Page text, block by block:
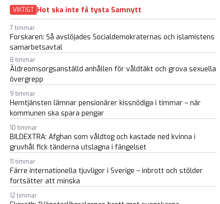
VIKTIGT Hot ska inte få tysta Samnytt
7 timmar
Forskaren: Så avslöjades Socialdemokraternas och islamistens
samarbetsavtal
8 timmar
Äldreomsorgsanställd anhållen för våldtäkt och grova sexuella
övergrepp
9 timmar
Hemtjänsten lämnar pensionärer kissnödiga i timmar – när
kommunen ska spara pengar
10 timmar
BILDEXTRA: Afghan som våldtog och kastade ned kvinna i
gruvhål fick tänderna utslagna i fängelset
11 timmar
Färre internationella tjuvligor i Sverige – inbrott och stölder
fortsätter att minska
12 timmar